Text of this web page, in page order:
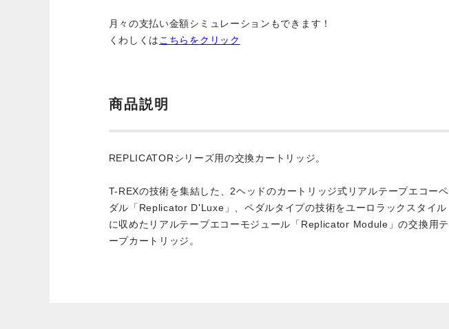
月々の支払い金額シミュレーションもできます！
くわしくは こちらをクリック
商品説明
REPLICATORシリーズ用の交換カートリッジ。
T-REXの技術を集結した、2ヘッドのカートリッジ式リアルテープエコーペ
ダル「Replicator D'Luxe」、ペダルタイプの技術をユーロラックスタイル
に収めたリアルテープエコーモジュール「Replicator Module」の交換用テ
ープカートリッジ。